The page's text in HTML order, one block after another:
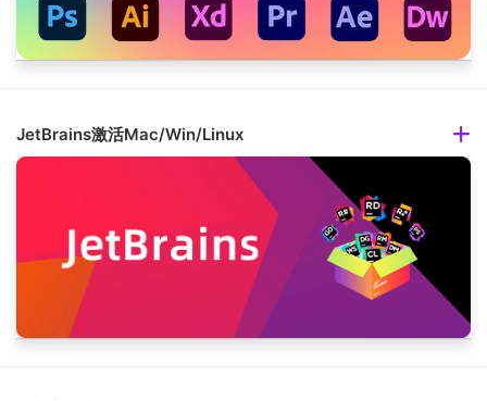
JetBrains激活Mac/Win/Linux